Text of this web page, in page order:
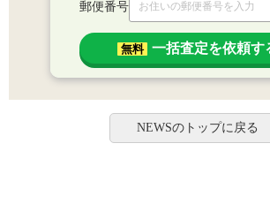
郵便番号
無料 一括査定を依頼す
NEWSのトップに戻る